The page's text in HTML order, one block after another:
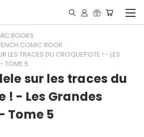
BOOKS
COMIC BOOK
LES TRACES DU CROQUEPOTE ! - LES
TOME 5
sur les traces du
! - Les Grandes
Tome 5